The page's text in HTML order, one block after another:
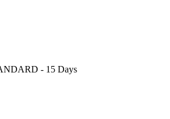
- 15 Days